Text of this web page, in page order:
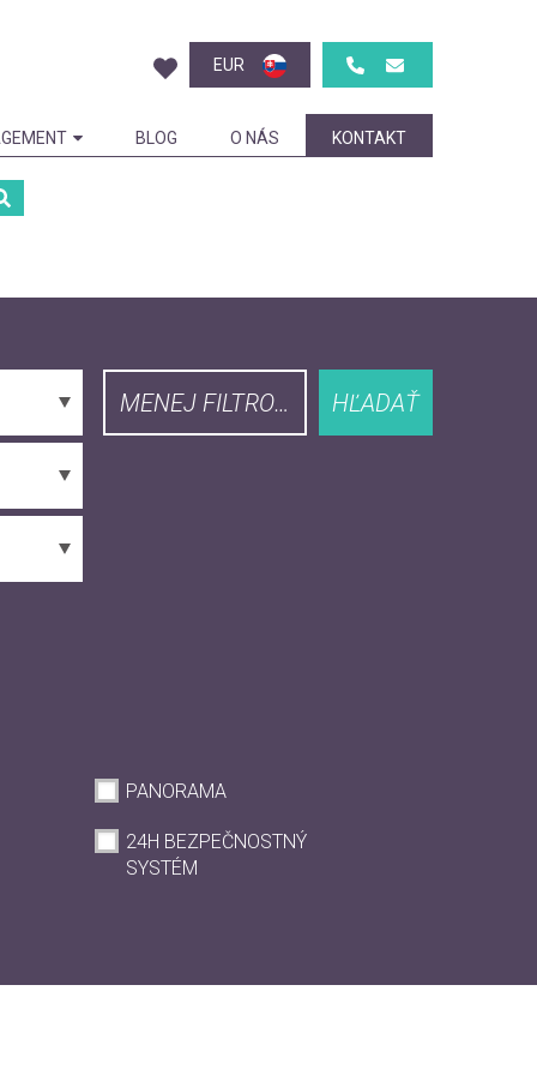
EUR
BLOG O NÁS KONTAKT
HĽADAŤ
MENEJ FILTROVAŤ
PANORAMA
24H BEZPEČNOSTNÝ
SYSTÉM